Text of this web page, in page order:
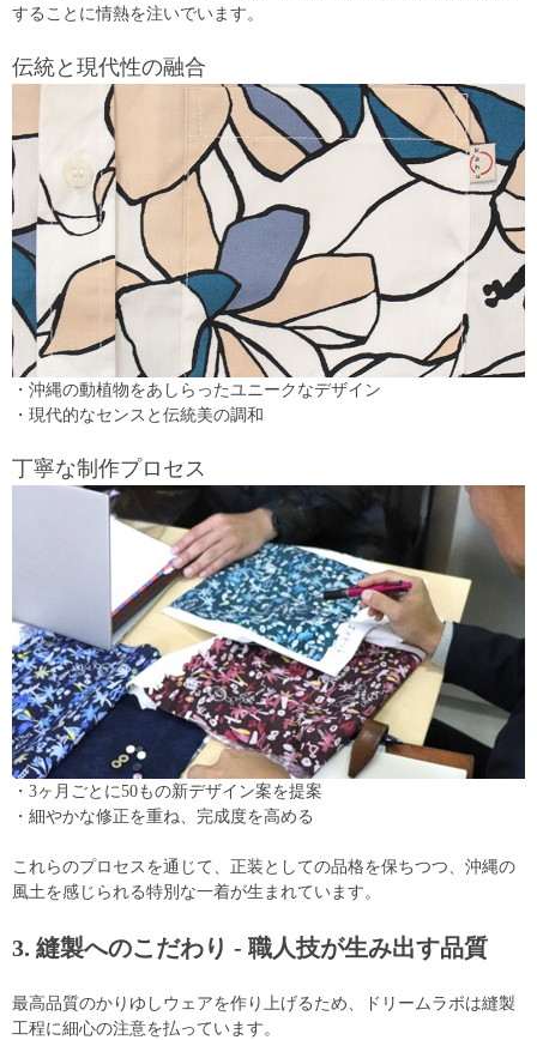
することに情熱を注いでいます。
伝統と現代性の融合
・沖縄の動植物をあしらったユニークなデザイン
・現代的なセンスと伝統美の調和
丁寧な制作プロセス
・3ヶ月ごとに50もの新デザイン案を提案
・細やかな修正を重ね、完成度を高める
これらのプロセスを通じて、正装としての品格を保ちつつ、沖縄の
風土を感じられる特別な一着が生まれています。
3. 縫製へのこだわり - 職人技が生み出す品質
最高品質のかりゆしウェアを作り上げるため、ドリームラボは縫製
工程に細心の注意を払っています。